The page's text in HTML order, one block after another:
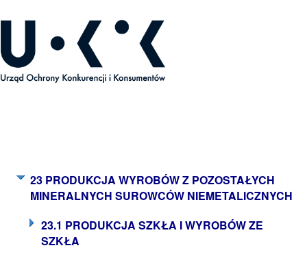
23 PRODUKCJA WYROBÓW Z POZOSTAŁYCH
MINERALNYCH SUROWCÓW NIEMETALICZNYCH
23.1 PRODUKCJA SZKŁA I WYROBÓW ZE
SZKŁA